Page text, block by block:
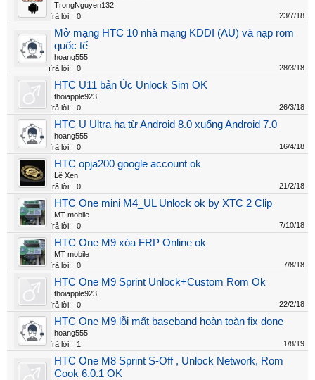
TrongNguyen132
Trả lời:
0 23/7/18
Mở mạng HTC 10 nhà mạng KDDI (AU) và nạp rom
quốc tế
hoang555
Trả lời:
0 28/3/18
HTC U11 bản Úc Unlock Sim OK
thoiapple923
Trả lời:
0 26/3/18
HTC U Ultra hạ từ Android 8.0 xuống Android 7.0
hoang555
Trả lời:
0 16/4/18
HTC opja200 google account ok
Lê Xen
Trả lời:
0 21/2/18
HTC One mini M4_UL Unlock ok by XTC 2 Clip
MT mobile
Trả lời:
0 7/10/18
HTC One M9 xóa FRP Online ok
MT mobile
Trả lời:
0 7/8/18
HTC One M9 Sprint Unlock+Custom Rom Ok
thoiapple923
Trả lời:
0 22/2/18
HTC One M9 lỗi mất baseband hoàn toàn fix done
hoang555
Trả lời:
1 1/8/19
HTC One M8 Sprint S-Off , Unlock Network, Rom
Cook 6.0.1 OK